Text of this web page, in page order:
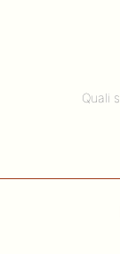
Quali